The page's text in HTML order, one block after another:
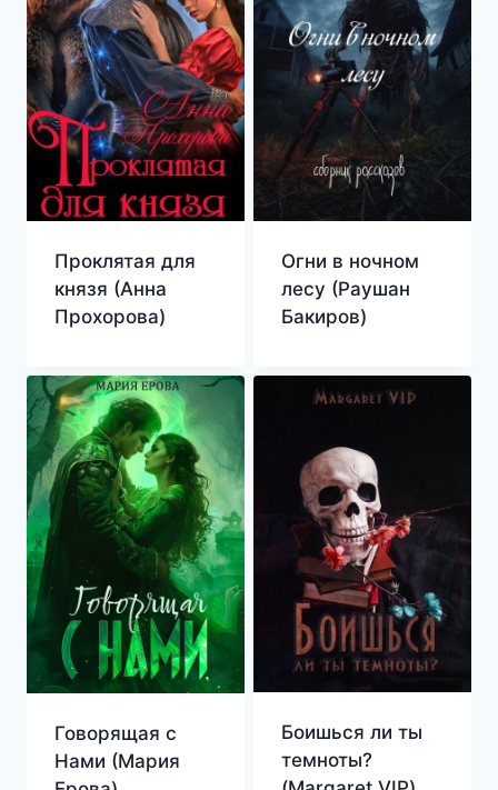
Проклятая для
князя (Анна
Прохорова)
Огни в ночном
лесу (Раушан
Бакиров)
Говорящая с
Нами (Мария
Боишься ли ты
темноты?